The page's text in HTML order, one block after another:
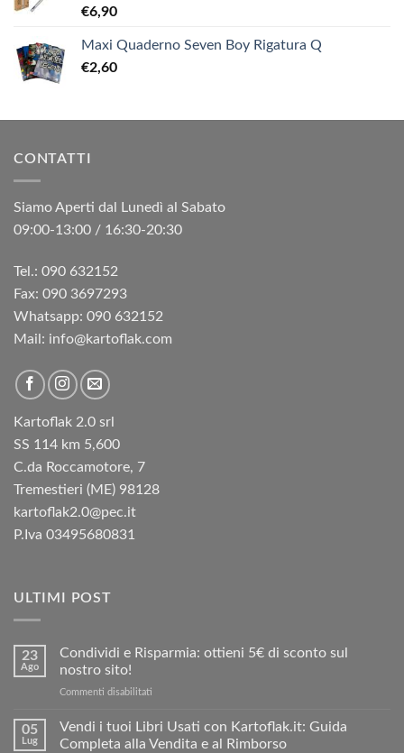
€6,90
Maxi Quaderno Seven Boy Rigatura Q
€2,60
CONTATTI
Siamo Aperti dal Lunedì al Sabato
09:00-13:00 / 16:30-20:30
Tel.: 090 632152
Fax: 090 3697293‬
Whatsapp: 090 632152
Mail: info@kartoflak.com
Kartoflak 2.0 srl
SS 114 km 5,600
C.da Roccamotore, 7
Tremestieri (ME) 98128
kartoflak2.0@pec.it
P.Iva 03495680831
ULTIMI POST
23
Ago
Condividi e Risparmia: ottieni 5€ di sconto sul
nostro sito!
Commenti disabilitati
e
Risparmia:
05
Lug
Vendi i tuoi Libri Usati con Kartoflak.it: Guida
Completa alla Vendita e al Rimborso